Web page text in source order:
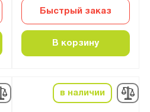
Быстрый заказ
В корзину
в наличии